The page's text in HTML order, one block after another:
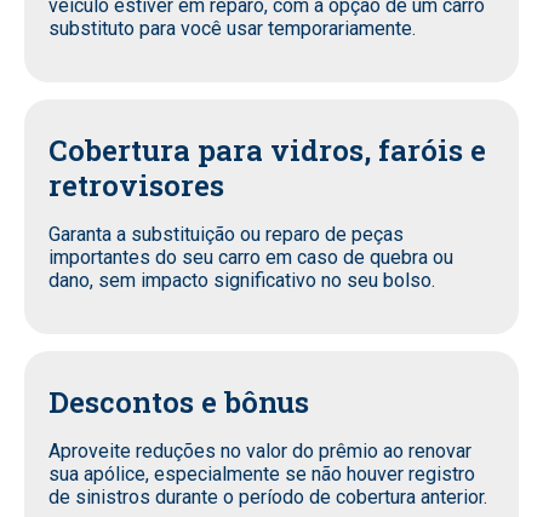
veículo estiver em reparo, com a opção de um carro
substituto para você usar temporariamente.
Cobertura para vidros, faróis e
retrovisores
Garanta a substituição ou reparo de peças
importantes do seu carro em caso de quebra ou
dano, sem impacto significativo no seu bolso.
Descontos e bônus
Aproveite reduções no valor do prêmio ao renovar
sua apólice, especialmente se não houver registro
de sinistros durante o período de cobertura anterior.